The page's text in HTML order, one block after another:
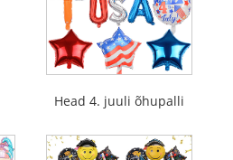
Head 4. juuli õhupalli